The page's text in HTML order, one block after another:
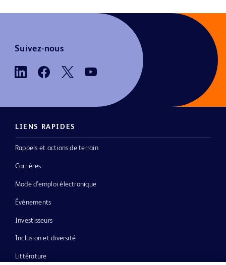
Suivez-nous
LIENS RAPIDES
Rappels et actions de terrain
Carrières
Mode d’emploi électronique
Événements
Investisseurs
Inclusion et diversité
Littérature